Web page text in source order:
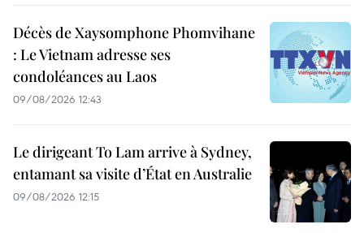
Décès de Xaysomphone Phomvihane
: Le Vietnam adresse ses
condoléances au Laos
09/08/2026 12:43
Le dirigeant To Lam arrive à Sydney,
entamant sa visite d’État en Australie
09/08/2026 12:15